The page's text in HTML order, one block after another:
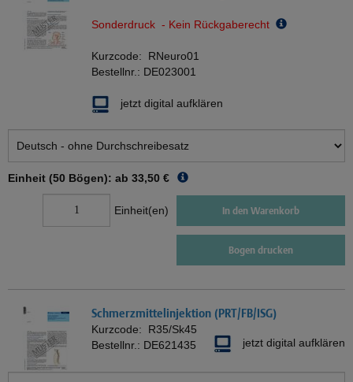
Sonderdruck - Kein Rückgaberecht
Kurzcode: RNeuro01
Bestellnr.: DE023001
jetzt digital aufklären
Einheit (50 Bögen): ab 33,50 €
Einheit(en) In den Warenkorb
Bogen drucken
Schmerzmittelinjektion (PRT/FB/ISG)
Kurzcode: R35/Sk45
Bestellnr.: DE621435 jetzt digital aufklären